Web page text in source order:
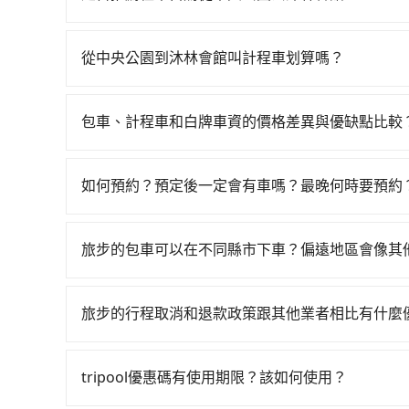
144分鐘、車費3,600元後，抵達沐林會館 (屏東
選擇搭乘高鐵而不預約包車，不僅每人至少額外
說華信國際租賃、友輔租賃、友鑽租賃。一般租
公里，超過還會額外加收100~2,000元不等的費
中央公園還有段路，且須配合車行營業時間做租
從中央公園到沐林會館叫計程車划算嗎？
到車，也可考慮打電話至附近的計程車隊，如聯
上台中市有些計程車司機不按錶計費，約有27%
包車、計程車和白牌車資的價格差異與優缺點比較
地點上車較客製化。此外，司機還會提供各種旅
無法申訴退費。
如何預約？預定後一定會有車嗎？最晚何時要預約
格，照著步驟填寫完乘客資料與線上刷卡，訂單
天傍晚五點前仍會收單，最遲如當天下午過後乘車
旅步的包車可以在不同縣市下車？偏遠地區會像其
用，不會像其他業者那樣收取額外費用。但如果
旅步的行程取消和退款政策跟其他業者相比有什麼
車前一天的凌晨六點前完成取消訂單作業，旅步
tripool優惠碼有使用期限？該如何使用？